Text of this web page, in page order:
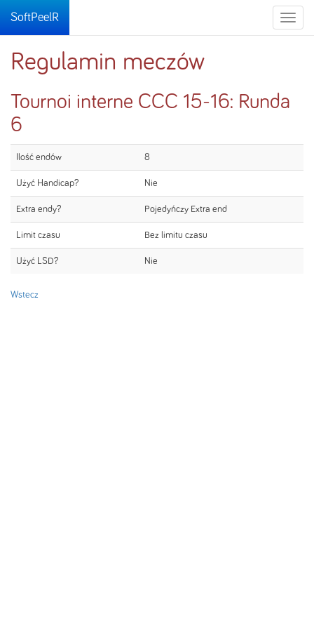
Toggle
SoftPeelR
Regulamin meczów
Tournoi interne CCC 15-16: Runda
6
Ilość endów 8
Użyć Handicap? Nie
Extra endy? Pojedyńczy Extra end
Limit czasu Bez limitu czasu
Użyć LSD? Nie
Wstecz